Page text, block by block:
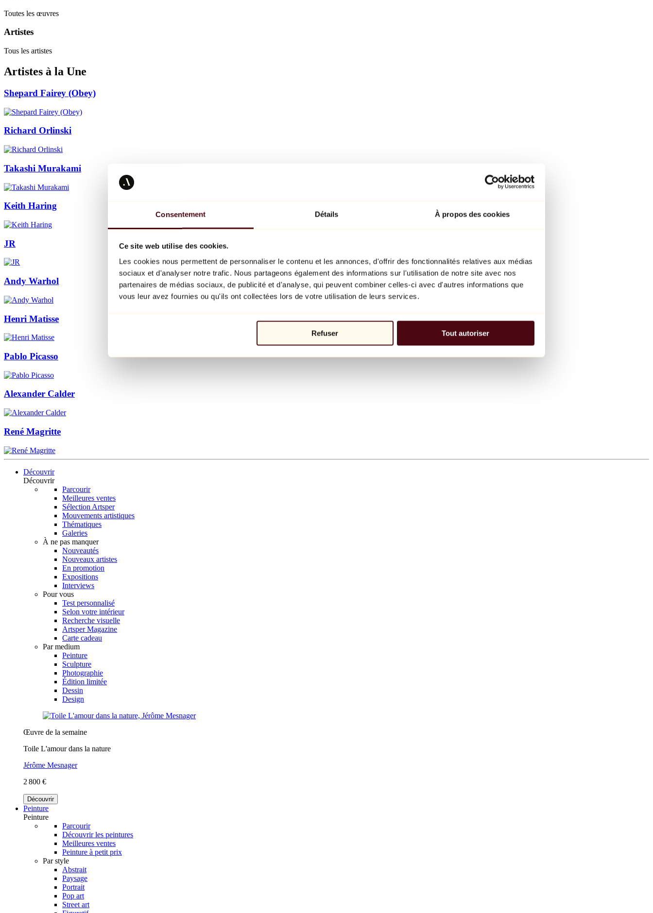
Consentement Détails À propos des cookies
Ce site web utilise des cookies.
Les cookies nous permettent de personnaliser le contenu et les annonces, d'offrir des fonctionnalités relatives aux médias
sociaux et d'analyser notre trafic. Nous partageons également des informations sur l'utilisation de notre site avec nos
partenaires de médias sociaux, de publicité et d'analyse, qui peuvent combiner celles-ci avec d'autres informations que
vous leur avez fournies ou qu'ils ont collectées lors de votre utilisation de leurs services.
Refuser Tout autoriser
Toutes les œuvres
Artistes
Tous les artistes
Artistes à la Une
Shepard Fairey (Obey)
Richard Orlinski
Takashi Murakami
Keith Haring
JR
Andy Warhol
Henri Matisse
Pablo Picasso
Alexander Calder
René Magritte
Découvrir
Découvrir
Parcourir
Meilleures ventes
Sélection Artsper
Mouvements artistiques
Thématiques
Galeries
À ne pas manquer
Nouveautés
Nouveaux artistes
En promotion
Expositions
Interviews
Pour vous
Test personnalisé
Selon votre intérieur
Recherche visuelle
Artsper Magazine
Carte cadeau
Par medium
Peinture
Sculpture
Photographie
Édition limitée
Dessin
Design
Œuvre de la semaine
Toile L'amour dans la nature
Jérôme Mesnager
2 800 €
Découvrir
Peinture
Peinture
Parcourir
Découvrir les peintures
Meilleures ventes
Peinture à petit prix
Par style
Abstrait
Paysage
Portrait
Pop art
Street art